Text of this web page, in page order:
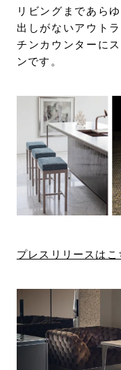
リビングまであら
出しがないアウト
チンカウンターに
ンです。
プレスリリースはこ